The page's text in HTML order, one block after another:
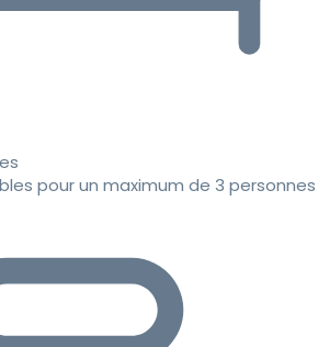
pour un maximum de 3 personnes